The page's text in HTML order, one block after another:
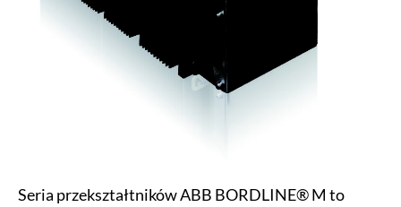
Seria przekształtników ABB BORDLINE® M to